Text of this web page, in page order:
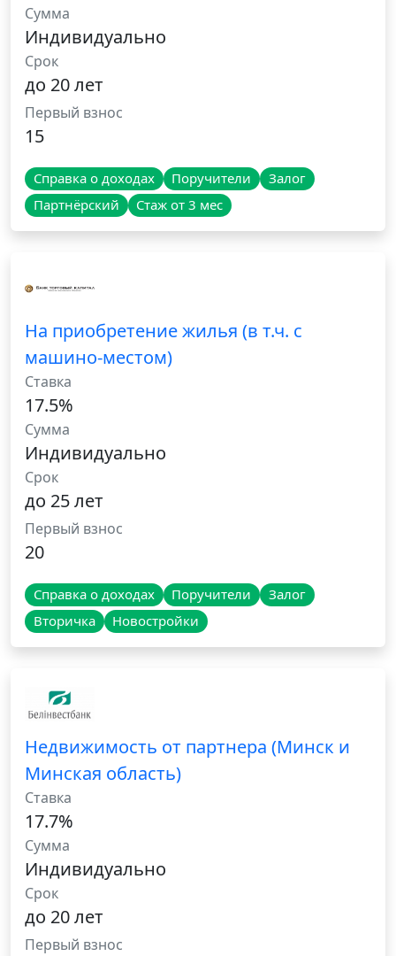
Сумма
Индивидуально
Срок
до 20 лет
Первый взнос
15
Справка о доходах Поручители
Залог
Партнёрский
Стаж от 3 мес
На приобретение жилья (в т.ч. с
машино-местом)
Ставка
17.5%
Сумма
Индивидуально
Срок
до 25 лет
Первый взнос
20
Справка о доходах Поручители
Залог
Вторичка
Новостройки
Недвижимость от партнера (Минск и
Минская область)
Ставка
17.7%
Сумма
Индивидуально
Срок
до 20 лет
Первый взнос